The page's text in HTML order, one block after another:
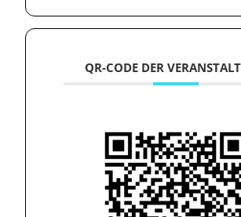
QR-CODE DER